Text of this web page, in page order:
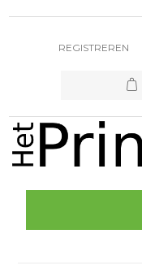
REGISTREREN